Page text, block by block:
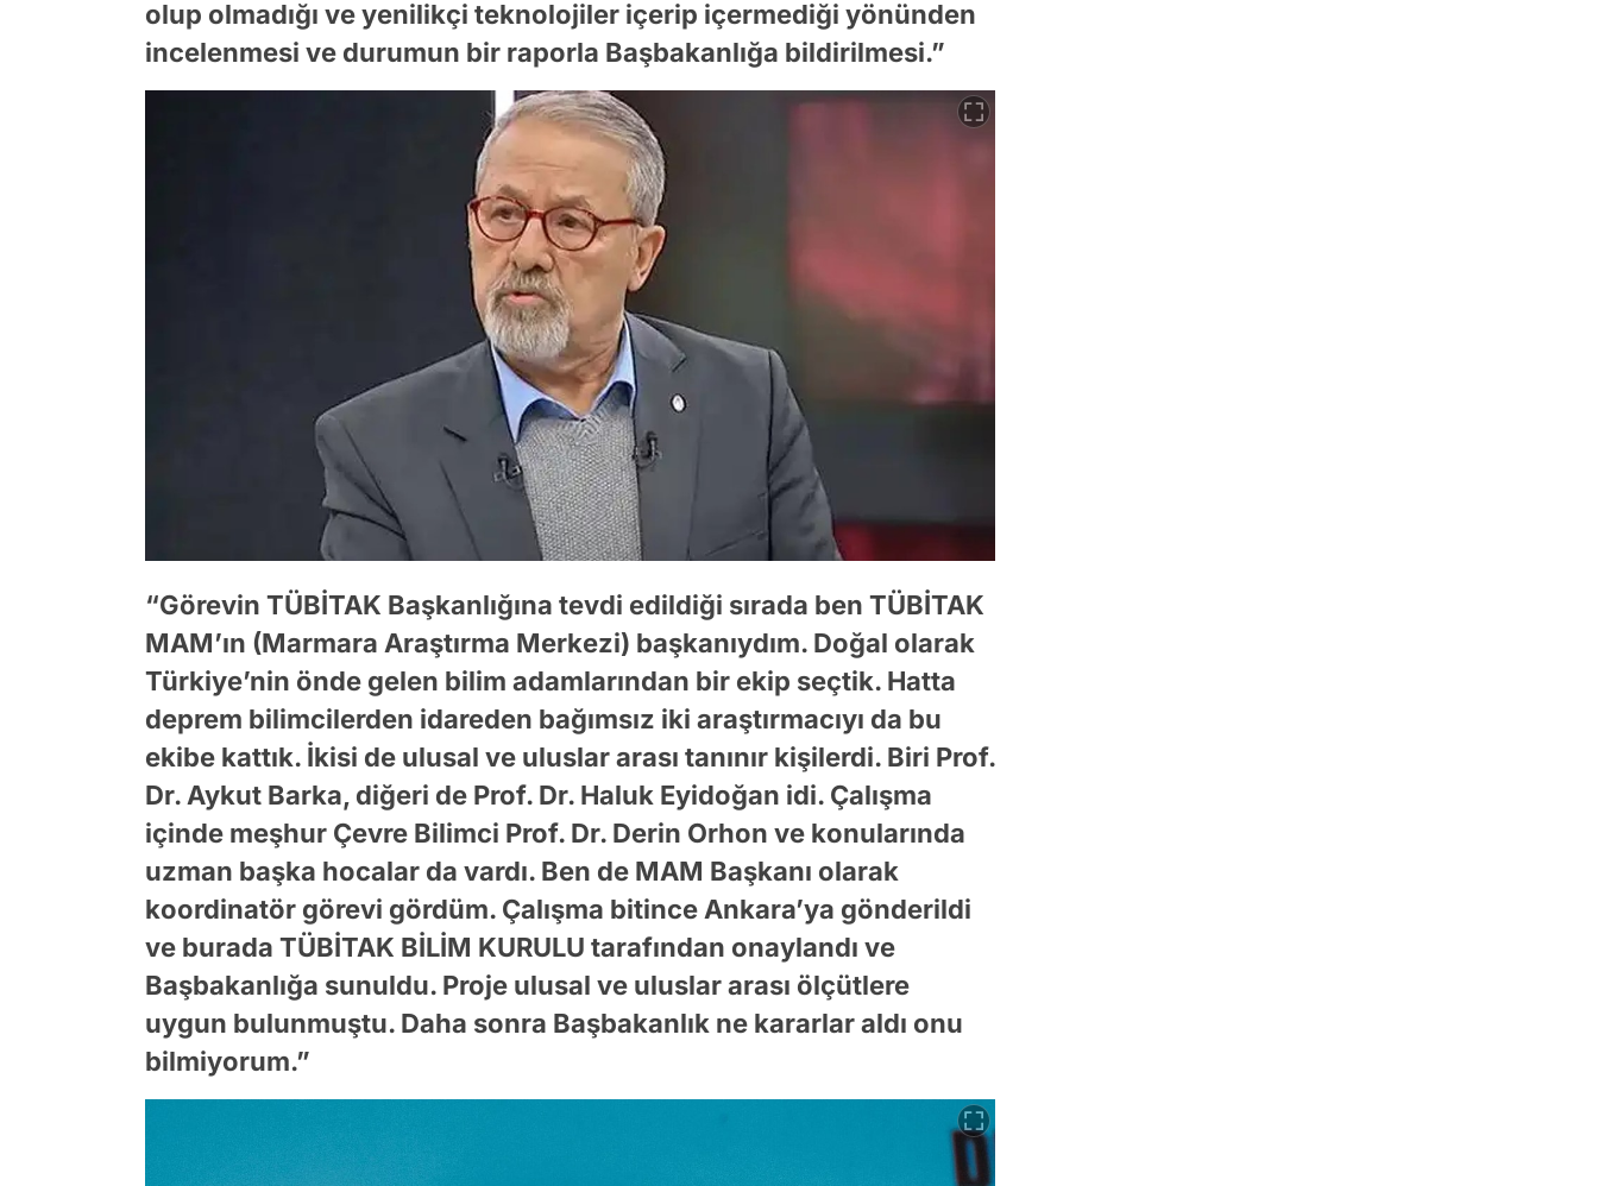
olup olmadığı ve yenilikçi teknolojiler içerip içermediği yönünden
incelenmesi ve durumun bir raporla Başbakanlığa bildirilmesi.”
“Görevin TÜBİTAK Başkanlığına tevdi edildiği sırada ben TÜBİTAK
MAM’ın (Marmara Araştırma Merkezi) başkanıydım. Doğal olarak
Türkiye’nin önde gelen bilim adamlarından bir ekip seçtik. Hatta
deprem bilimcilerden idareden bağımsız iki araştırmacıyı da bu
ekibe kattık. İkisi de ulusal ve uluslar arası tanınır kişilerdi. Biri Prof.
Dr. Aykut Barka, diğeri de Prof. Dr. Haluk Eyidoğan idi. Çalışma
içinde meşhur Çevre Bilimci Prof. Dr. Derin Orhon ve konularında
uzman başka hocalar da vardı. Ben de MAM Başkanı olarak
koordinatör görevi gördüm. Çalışma bitince Ankara’ya gönderildi
ve burada TÜBİTAK BİLİM KURULU tarafından onaylandı ve
Başbakanlığa sunuldu. Proje ulusal ve uluslar arası ölçütlere
uygun bulunmuştu. Daha sonra Başbakanlık ne kararlar aldı onu
bilmiyorum.”